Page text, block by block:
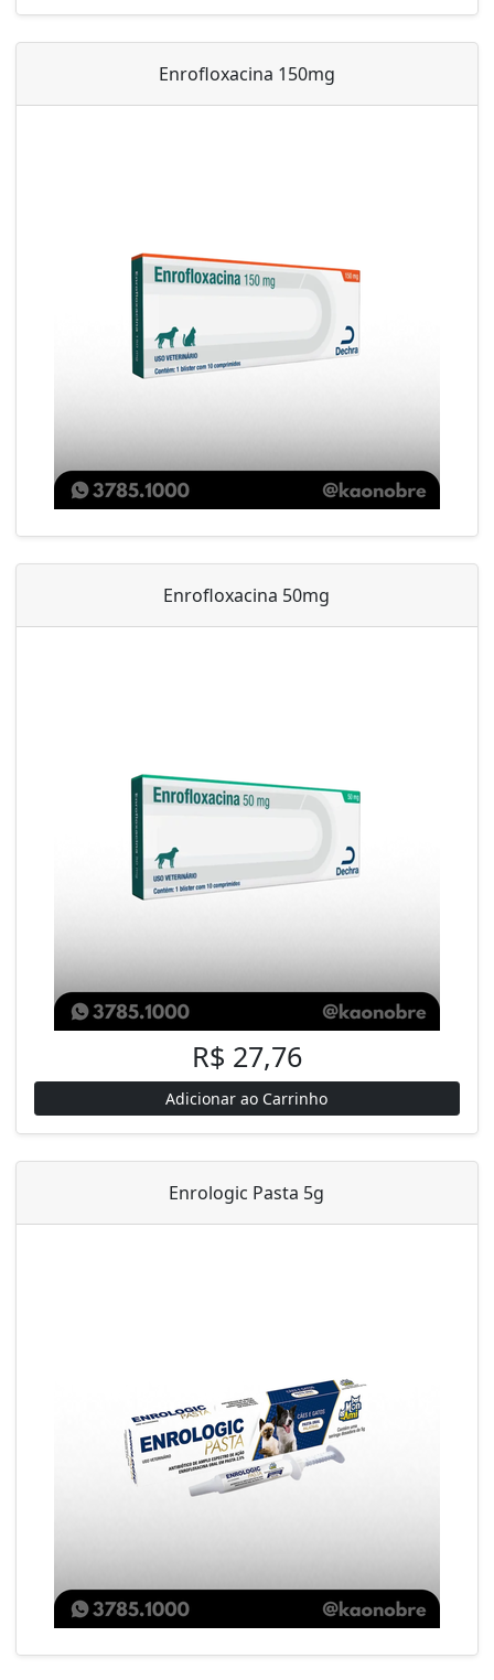
Enrofloxacina 150mg
Enrofloxacina 50mg
R$ 27,76
Adicionar ao Carrinho
Enrologic Pasta 5g